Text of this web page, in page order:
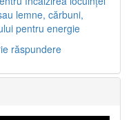
lemne, cărbuni,
pentru energie
răspundere